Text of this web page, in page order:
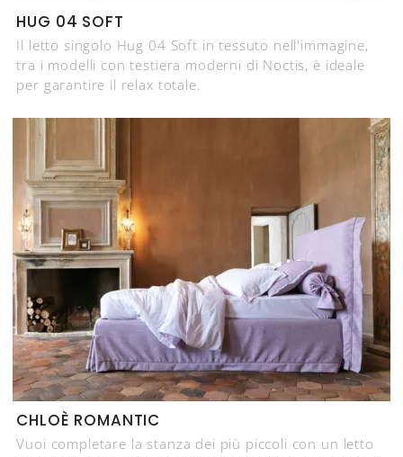
HUG 04 SOFT
Il letto singolo Hug 04 Soft in tessuto nell'immagine,
tra i modelli con testiera moderni di Noctis, è ideale
per garantire il relax totale.
CHLOÈ ROMANTIC
Vuoi completare la stanza dei più piccoli con un letto